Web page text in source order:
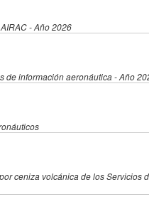
- Año 2026
de información aeronáutica - Año
ceniza volcánica de los Servicios